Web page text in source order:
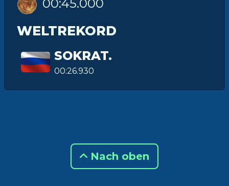
00:45.000
WELTREKORD
SOKRAT.
00:26.930
Nach oben